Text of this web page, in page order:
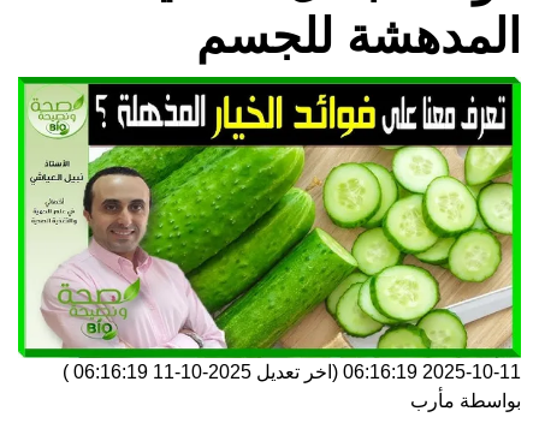
المدهشة للجسم
2025-10-11 06:16:19 (اخر تعديل 2025-10-11 06:16:19
)
بواسطة مأرب